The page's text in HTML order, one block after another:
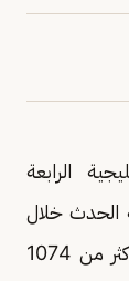
الرابعة
الحدث خلال
الفترة من 11 إلى 22 مايو الجاري، بمشاركة أكثر من 1074